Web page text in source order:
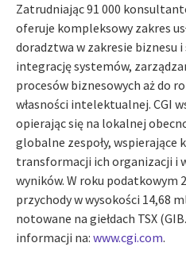
Zatrudniając 91 000
oferuje kompleksowy zakres
doradztwa w zakresie biznesu
integrację systemów,
procesów biznesowych aż do
własności intelektualnej. CGI
opierając się na lokalnej
globalne zespoły, wspierające
transformacji ich organizacji i
wyników. W roku podatkowym
przychody w wysokości 14,68
notowane na giełdach TSX
informacji na: www.cgi.com.